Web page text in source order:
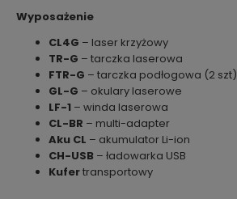
Wyposażenie
CL4G – laser krzyżowy
TR-G – tarczka laserowa
FTR-G – tarczka podłogowa (2 szt)
GL-G – okulary laserowe
LF-1 – winda laserowa
CL-BR – multi-adapter
Aku CL – akumulator Li-ion
CH-USB – ładowarka USB
Kufertransportowy